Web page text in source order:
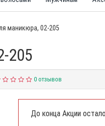
маникюра, 02-205
205
0 отзывов
До конца Акции